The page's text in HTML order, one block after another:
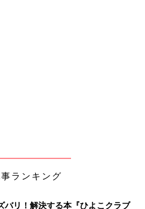
ゃ！ランキング
バリ！解決する本『ひよこクラブ